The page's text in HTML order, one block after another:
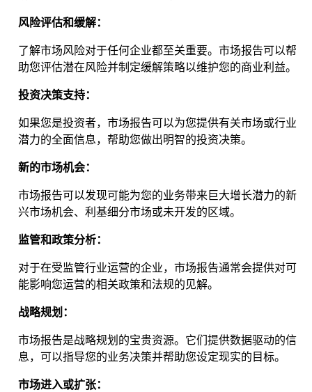
风险评估和缓解：
了解市场风险对于任何企业都至关重要。市场报告可以帮
助您评估潜在风险并制定缓解策略以维护您的商业利益。
投资决策支持：
如果您是投资者，市场报告可以为您提供有关市场或行业
潜力的全面信息，帮助您做出明智的投资决策。
新的市场机会：
市场报告可以发现可能为您的业务带来巨大增长潜力的新
兴市场机会、利基细分市场或未开发的区域。
监管和政策分析：
对于在受监管行业运营的企业，市场报告通常会提供对可
能影响您运营的相关政策和法规的见解。
战略规划：
市场报告是战略规划的宝贵资源。它们提供数据驱动的信
息，可以指导您的业务决策并帮助您设定现实的目标。
市场进入或扩张：